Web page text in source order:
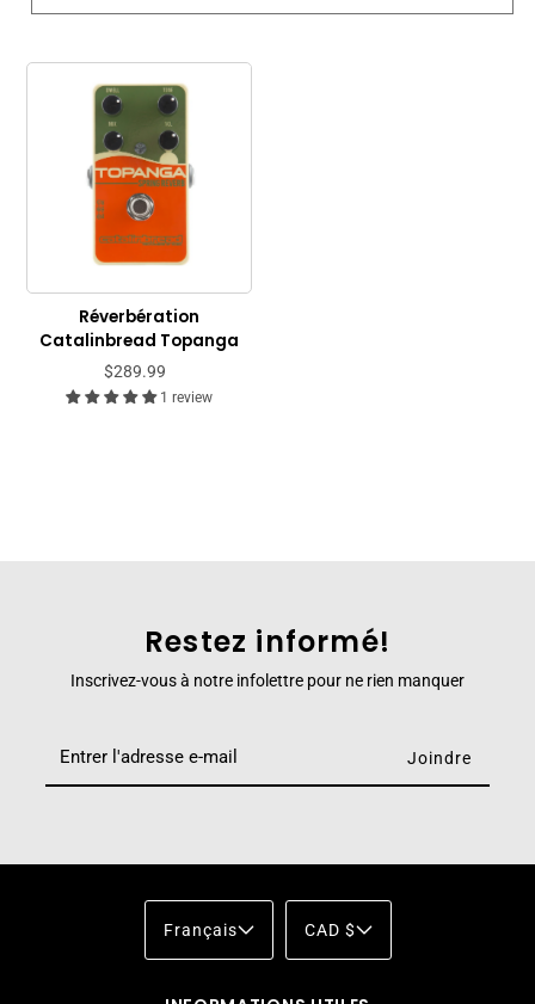
Réverbération
Catalinbread Topanga
$289.99
1 review
Restez informé!
Inscrivez-vous à notre infolettre pour ne rien manquer
Français CAD $